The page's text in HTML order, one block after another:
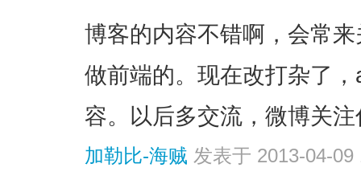
博客的内容不错啊，会常
做前端的。现在改打杂了
容。以后多交流，微博关
加勒比-海贼 发表于 2013-04-09